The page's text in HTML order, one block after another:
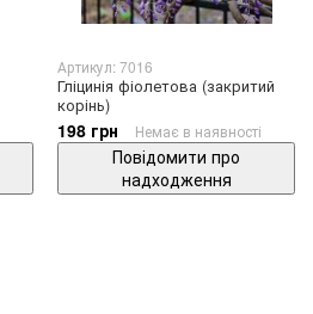
Артикул: 7016
Гліцинія фіолетова (закритий
корінь)
198 грн Немає в наявності
Повідомити про
надходження